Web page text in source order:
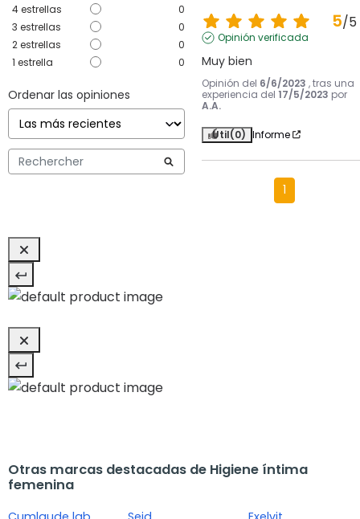
4estrellas
0
3 estrellas
0
2estrellas
0
1 estrella 0
Ordenar las opiniones
5/5
Opinión verificada
Muy bien
Opinión del 6/6/2023 , tras una
experiencia del 17/5/2023 por
A.A.
Útil(0) Informe
1
Otras marcas destacadas de Higiene íntima
femenina